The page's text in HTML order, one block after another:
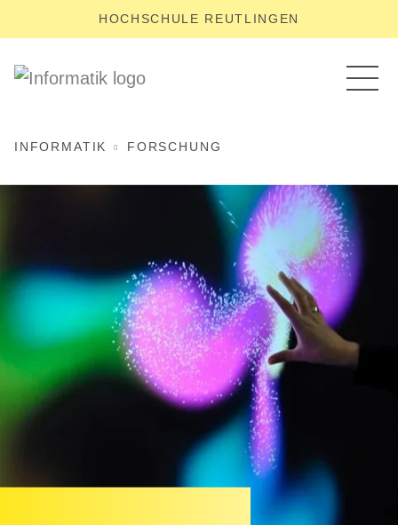
HOCHSCHULE REUTLINGEN
INFORMATIK FORSCHUNG